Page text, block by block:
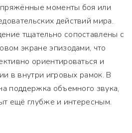
моменты боя или
действий мира.
тщательно сопоставлены с
экране эпизодами, что
ориентироваться и
в внутри игровых рамок. В
поддержка объемного звука,
ещё глубже и интересным.